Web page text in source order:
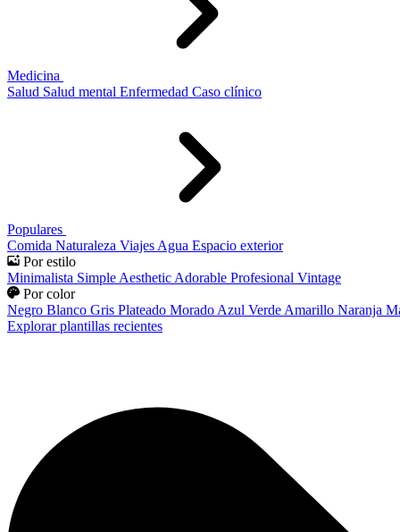
Medicina
Salud Salud mental Enfermedad Caso clínico
Populares
Comida Naturaleza Viajes Agua Espacio exterior
Por estilo
Minimalista Simple Aesthetic Adorable Profesional Vintage
Por color
Negro Blanco Gris Plateado Morado Azul Verde Amarillo Naranja
Explorar plantillas recientes